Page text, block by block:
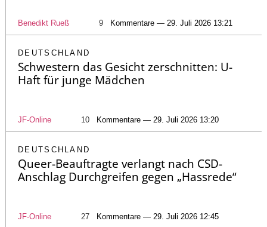
Benedikt Rueß 9 Kommentare — 29. Juli 2026 13:21
DEUTSCHLAND
Schwestern das Gesicht zerschnitten: U-
Haft für junge Mädchen
JF-Online 10 Kommentare — 29. Juli 2026 13:20
DEUTSCHLAND
Queer-Beauftragte verlangt nach CSD-
Anschlag Durchgreifen gegen „Hassrede“
JF-Online 27 Kommentare — 29. Juli 2026 12:45